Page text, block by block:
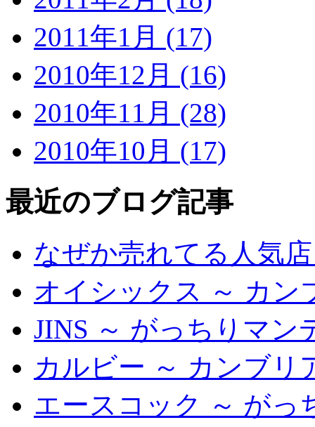
2011年1月 (17)
2010年12月 (16)
2010年11月 (28)
2010年10月 (17)
最近のブログ記事
なぜか売れてる人気
オイシックス ～ カン
JINS ～ がっちりマン
カルビー ～ カンブリ
エースコック ～ がっ